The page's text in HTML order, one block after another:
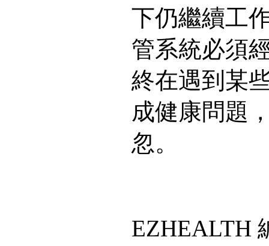
下仍繼續工
管系統必須
終在遇到某
成健康問題
忽。
EZHEALTH